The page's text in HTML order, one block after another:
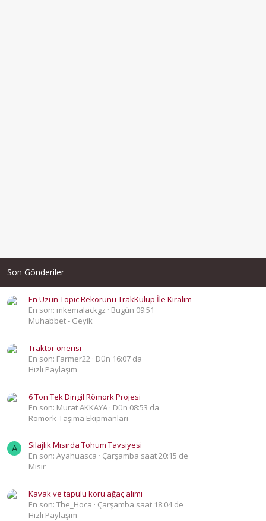
Son Gönderiler
En Uzun Topic Rekorunu TrakKulüp İle Kıralım
En son: mkemalackgz
Bugün 09:51
Muhabbet - Geyik
Traktör önerisi
En son: Farmer22 Dün 16:07 da
Hızlı Paylaşım
6 Ton Tek Dingil Römork Projesi
En son: Murat AKKAYA Dün 08:53 da
Römork-Taşıma Ekipmanları
A
Silajlık Mısırda Tohum Tavsiyesi
En son: Ayahuasca
Çarşamba saat 20:15'de
Mısır
Kavak ve tapulu koru ağaç alımı
En son: The_Hoca
Çarşamba saat 18:04'de
Hızlı Paylaşım